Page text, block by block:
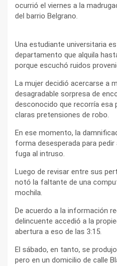
ocurrió el viernes a la
del barrio Belgrano.
Una estudiante universitaria
departamento que alquila
porque escuchó ruidos
La mujer decidió acercarse a
desagradable sorpresa de
desconocido que recorría esa
claras pretensiones de robo.
En ese momento, la
forma desesperada para
fuga al intruso.
Luego de revisar entre sus
notó la faltante de una
mochila.
De acuerdo a la información
delincuente accedió a la
abertura a eso de las 3:15.
El sábado, en tanto, se
pero en un domicilio de calle